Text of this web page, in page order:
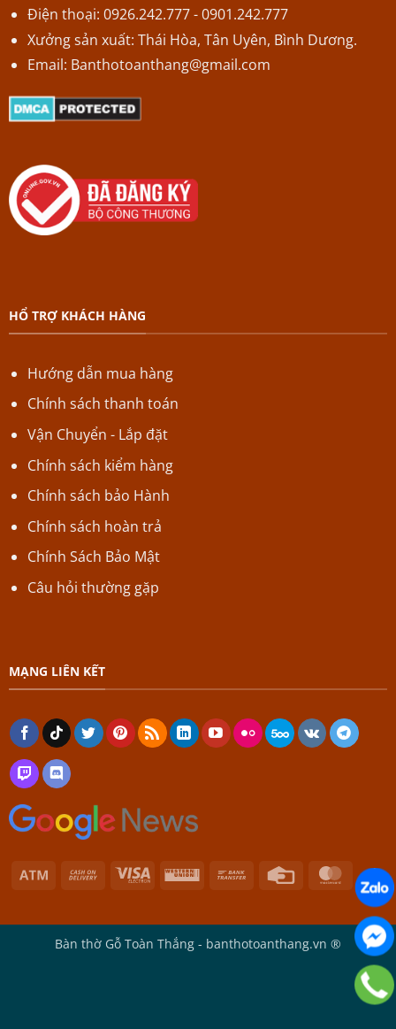
Điện thoại: 0926.242.777 - 0901.242.777
Xưởng sản xuất: Thái Hòa, Tân Uyên, Bình Dương.
Email: Banthotoanthang@gmail.com
HỔ TRỢ KHÁCH HÀNG
Hướng dẫn mua hàng
Chính sách thanh toán
Vận Chuyển - Lắp đặt
Chính sách kiểm hàng
Chính sách bảo Hành
Chính sách hoàn trả
Chính Sách Bảo Mật
Câu hỏi thường gặp
MẠNG LIÊN KẾT
Atm
Cash
Visa
Western
Bank
Credit
Bàn thờ Gỗ Toàn Thắng - banthotoanthang.vn ®